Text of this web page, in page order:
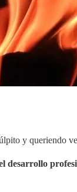
y queriendo
desarrollo